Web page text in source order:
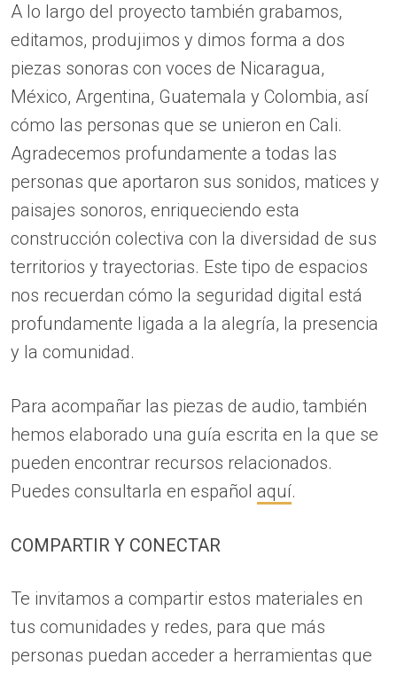
A lo largo del proyecto también grabamos,
editamos, produjimos y dimos forma a dos
piezas sonoras con voces de Nicaragua,
México, Argentina, Guatemala y Colombia, así
cómo las personas que se unieron en Cali.
Agradecemos profundamente a todas las
personas que aportaron sus sonidos, matices y
paisajes sonoros, enriqueciendo esta
construcción colectiva con la diversidad de sus
territorios y trayectorias. Este tipo de espacios
nos recuerdan cómo la seguridad digital está
profundamente ligada a la alegría, la presencia
y la comunidad.
Para acompañar las piezas de audio, también
hemos elaborado una guía escrita en la que se
pueden encontrar recursos relacionados.
Puedes consultarla en español aquí.
COMPARTIR Y CONECTAR
Te invitamos a compartir estos materiales en
tus comunidades y redes, para que más
personas puedan acceder a herramientas que